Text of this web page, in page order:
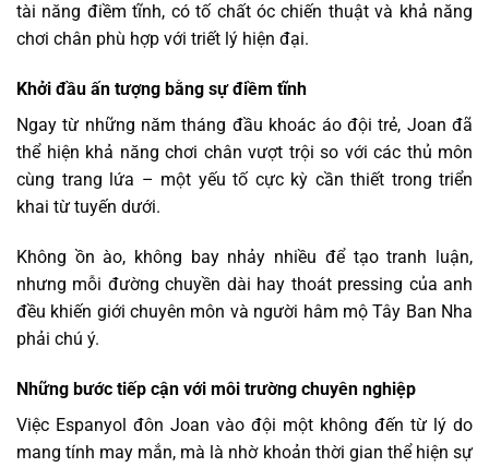
tài năng điềm tĩnh, có tố chất óc chiến thuật và khả năng
chơi chân phù hợp với triết lý hiện đại.
Khởi đầu ấn tượng bằng sự điềm tĩnh
Ngay từ những năm tháng đầu khoác áo đội trẻ, Joan đã
thể hiện khả năng chơi chân vượt trội so với các thủ môn
cùng trang lứa – một yếu tố cực kỳ cần thiết trong triển
khai từ tuyến dưới.
Không ồn ào, không bay nhảy nhiều để tạo tranh luận,
nhưng mỗi đường chuyền dài hay thoát pressing của anh
đều khiến giới chuyên môn và người hâm mộ Tây Ban Nha
phải chú ý.
Những bước tiếp cận với môi trường chuyên nghiệp
Việc Espanyol đôn Joan vào đội một không đến từ lý do
mang tính may mắn, mà là nhờ khoản thời gian thể hiện sự